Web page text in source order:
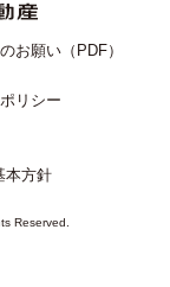
お願い（PDF）
リシー
本方針
Reserved.